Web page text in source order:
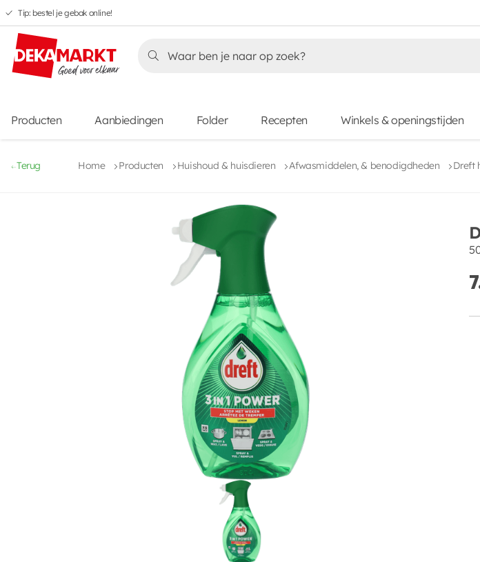
Overslaan
naar
hoofdnavigatie
Overslaan
naar
hoofdinhoud
Overslaan
naar
voettekstinhoud
Overslaan
naar
aanbiedingen
Tip: bestel je gebak online!
Producten Aanbiedingen Folder Recepten Winkels & openingstijden
Terug Home Producten Huishoud & huisdieren Afwasmiddelen, & benodigdheden Dreft